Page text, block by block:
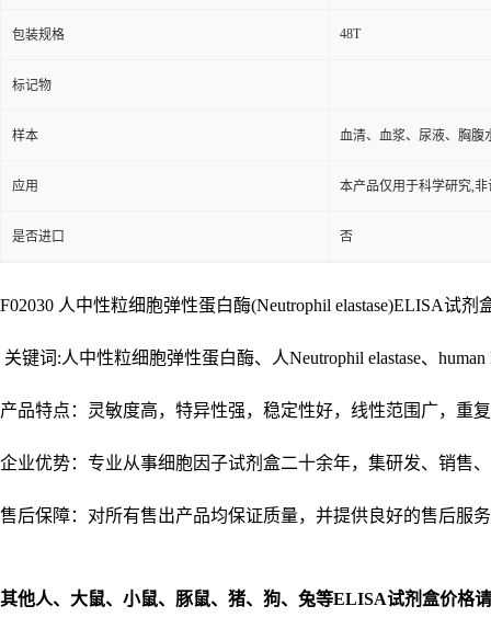
包装规格 48T
标记物
样本 血清、血浆、尿液、胸腹
应用 本产品仅用于科学研究,
是否进口 否
F02030 人中性粒细胞弹性蛋白酶(Neutrophil elastase)ELISA试剂
关键词:人中性粒细胞弹性蛋白酶、人Neutrophil elastase、human
产品特点：灵敏度高，特异性强，稳定性好，线性范围广，重
企业优势：专业从事细胞因子试剂盒二十余年，集研发、销售
售后保障：对所有售出产品均保证质量，并提供良好的售后服
其他人、大鼠、小鼠、豚鼠、猪、狗、兔等ELISA试剂盒价格